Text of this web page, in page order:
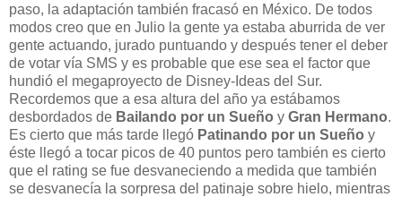
paso, la adaptación también fracasó en México. De todos
modos creo que en Julio la gente ya estaba aburrida de ver
gente actuando, jurado puntuando y después tener el deber
de votar vía SMS y es probable que ese sea el factor que
hundió el megaproyecto de Disney-Ideas del Sur.
Recordemos que a esa altura del año ya estábamos
desbordados de Bailando por un Sueño y Gran Hermano.
Es cierto que más tarde llegó Patinando por un Sueño y
éste llegó a tocar picos de 40 puntos pero también es cierto
que el rating se fue desvaneciendo a medida que también
se desvanecía la sorpresa del patinaje sobre hielo, mientras